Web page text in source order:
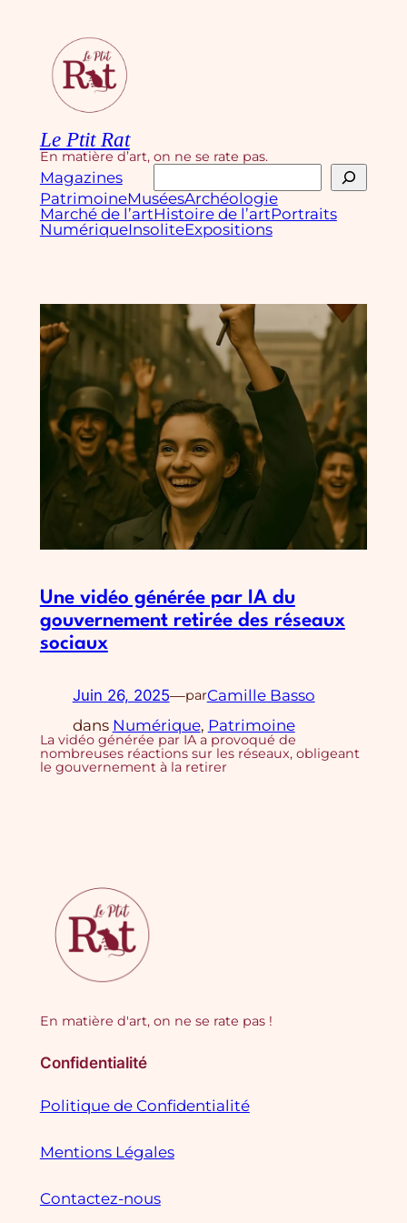
contenu
Le Ptit Rat
En matière d’art, on ne se rate pas.
Magazines
Rechercher
PatrimoineMuséesArchéologie
Marché de l’artHistoire de l’artPortraits
NumériqueInsoliteExpositions
Une vidéo générée par IA du
gouvernement retirée des réseaux
sociaux
Juin 26, 2025—parCamille Basso
dans Numérique, Patrimoine
La vidéo générée par IA a provoqué de
nombreuses réactions sur les réseaux, obligeant
le gouvernement à la retirer
En matière d'art, on ne se rate pas !
Confidentialité
Politique de Confidentialité
Mentions Légales
Contactez-nous